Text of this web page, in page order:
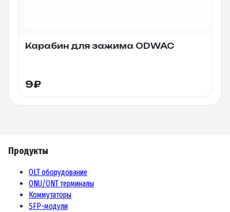
Карабин для зажима ODWAC
9₽
Продукты
OLT оборудование
ONU/ONT терминалы
Коммутаторы
SFP-модули